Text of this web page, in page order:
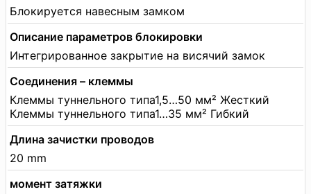
Блокируется навесным замком
Описание параметров блокировки
Интегрированное закрытие на висячий замок
Соединения – клеммы
Клеммы туннельного типа1,5…50 мм² Жесткий
Клеммы туннельного типа1…35 мм² Гибкий
Длина зачистки проводов
20 mm
момент затяжки